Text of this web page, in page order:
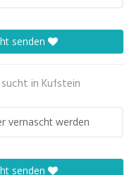
senden
sucht in Kufstein
vernascht werden
senden